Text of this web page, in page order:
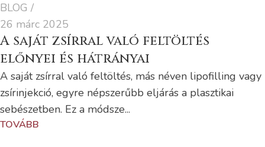
BLOG
26 márc 2025
A saját zsírral való feltöltés
előnyei és hátrányai
A saját zsírral való feltöltés, más néven lipofilling vagy
zsírinjekció, egyre népszerűbb eljárás a plasztikai
sebészetben. Ez a módsze...
TOVÁBB